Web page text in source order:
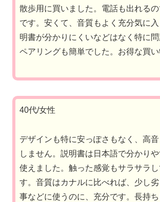
散歩用に買いました。電話も出れるの
です。安くて、音質もよく充分気に
明書が分かりにくいなどはなく特に問
ペアリングも簡単でした。お得な買い
40代/女性
デザインも特に安っぽさもなく、高
しません。説明書は日本語で分かり
使えました。触った感覚もサラサラ
す。音質はカナルに比べれば、少し
事などに使うのに、充分です。長持